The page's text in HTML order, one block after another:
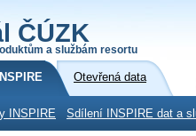
ČÚZK
a službám resortu
INSPIRE Otevřená data
INSPIRE Sdílení INSPIRE dat a